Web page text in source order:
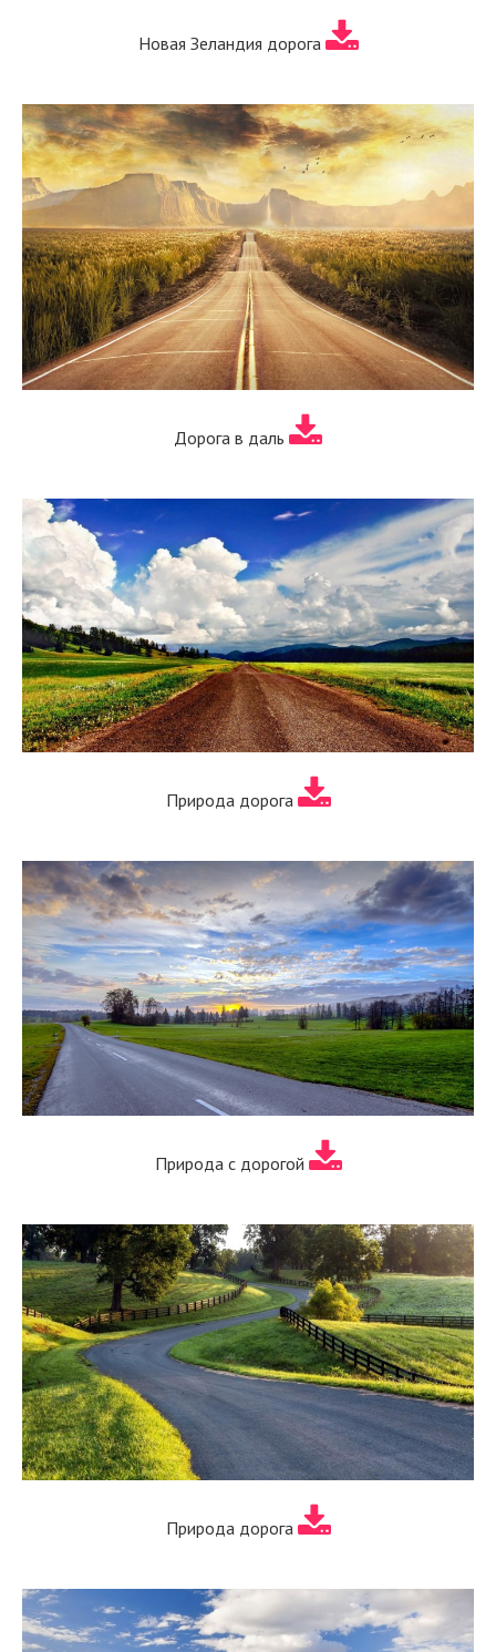
Новая Зеландия дорога
Дорога в даль
Природа дорога
Природа с дорогой
Природа дорога